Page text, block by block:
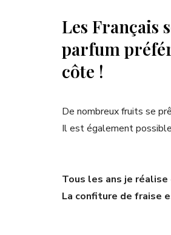
Les Français
parfum
côte !
De nombreux fruits se
Il est également
Tous les ans je
La confiture de fraise